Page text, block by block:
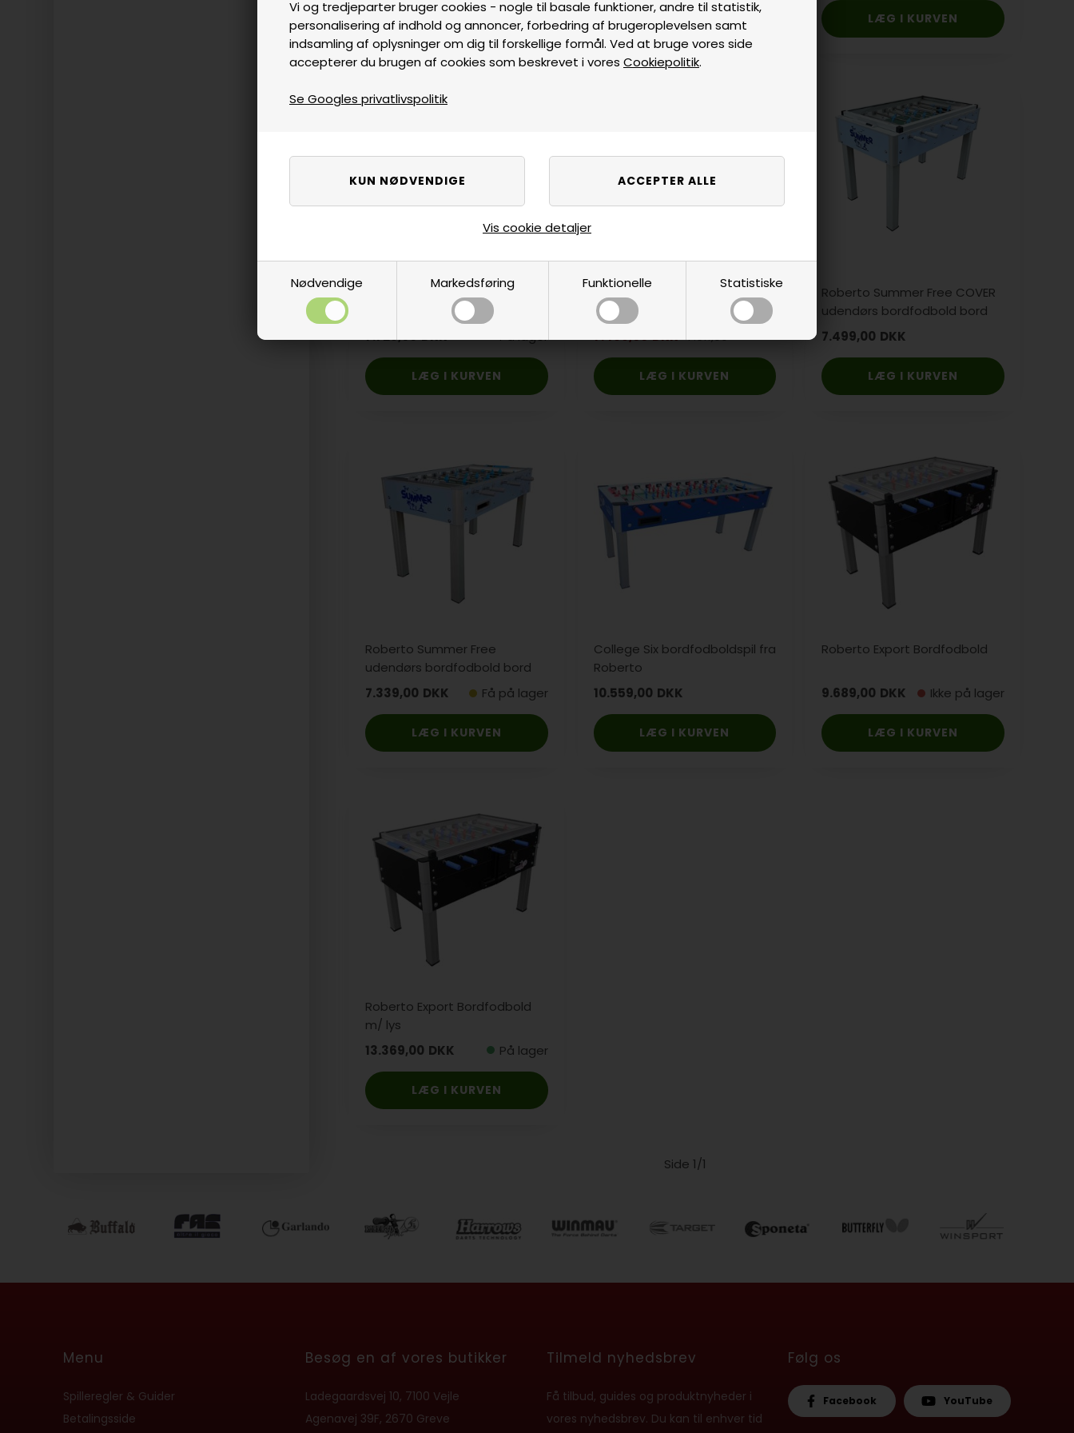
Vi og tredjeparter bruger cookies - nogle til basale funktioner, andre til statistik,
personalisering af indhold og annoncer, forbedring af brugeroplevelsen samt
indsamling af oplysninger om dig til forskellige formål. Ved at bruge vores side
accepterer du brugen af cookies som beskrevet i vores Cookiepolitik.
Se Googles privatlivspolitik
Nødvendige Markedsføring Funktionelle Statistiske
Vis cookie detaljer
College PRO Cover
bordfodboldspil fra Roberto
7.729,00 DKK På lager
School value pack - College
PRO Cover bordfodboldspil, 10
fodbolde og silikonespray
7.499,00 DKK 7.611,00
Roberto Summer Free COVER
udendørs bordfodbold bord
7.499,00 DKK
Roberto Summer Free
udendørs bordfodbold bord
7.339,00 DKK Få på lager
College Six bordfodboldspil fra
Roberto
10.559,00 DKK
Roberto Export Bordfodbold
9.689,00 DKK Ikke på lager
Roberto Export Bordfodbold
m/ lys
13.369,00 DKK På lager
Side 1/1
Menu
Spilleregler & Guider
Betalingsside
Besøg en af vores butikker
Ladegaardsvej 10, 7100 Vejle
Agenavej 39F, 2670 Greve
Tilmeld nyhedsbrev
Få tilbud, guides og produktnyheder i
vores nyhedsbrev. Du kan til enhver tid
Følg os
Facebook YouTube